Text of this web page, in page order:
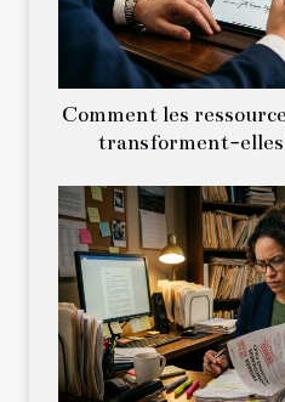
Comment les
transforment-elles